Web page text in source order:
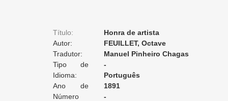
Título:
Honra de artista
Autor:
FEUILLET, Octave
Tradutor:
Manuel Pinheiro Chagas
Tipo de
Tradução:
-
Idioma:
Português
Ano de
Edição:
1891
Número
-